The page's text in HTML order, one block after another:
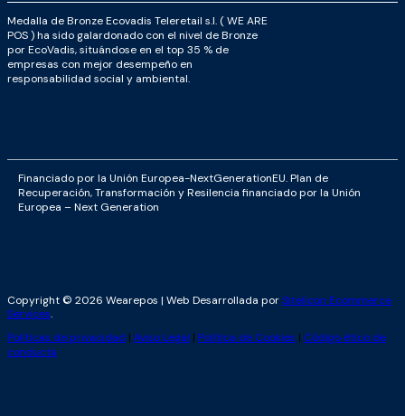
Medalla de Bronze Ecovadis Teleretail s.l. ( WE ARE
POS ) ha sido galardonado con el nivel de Bronze
por EcoVadis, situándose en el top 35 % de
empresas con mejor desempeño en
responsabilidad social y ambiental.
Financiado por la Unión Europea-NextGenerationEU. Plan de
Recuperación, Transformación y Resilencia financiado por la Unión
Europea – Next Generation
Copyright © 2026 Wearepos | Web Desarrollada porSitelicon Ecommerce
Services.
Políticas de privacidad | Aviso Legal | Política de Cookies | Código ético de
conducta